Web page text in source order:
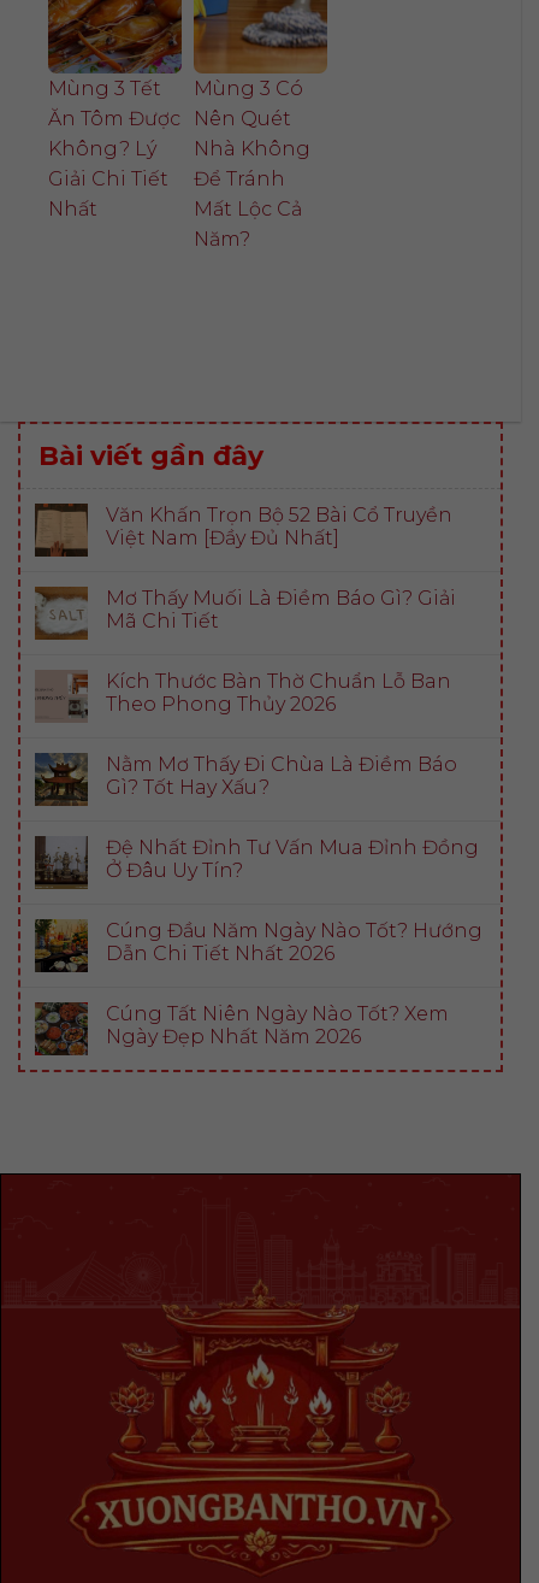
Mùng 3 Tết
Ăn Tôm Được
Không? Lý
Giải Chi Tiết
Nhất
Mùng 3 Có
Nên Quét
Nhà Không
Để Tránh
Mất Lộc Cả
Năm?
Bài viết gần đây
Văn Khấn Trọn Bộ 52 Bài Cổ Truyền
Việt Nam [Đầy Đủ Nhất]
Mơ Thấy Muối Là Điềm Báo Gì? Giải
Mã Chi Tiết
Kích Thước Bàn Thờ Chuẩn Lỗ Ban
Theo Phong Thủy 2026
Nằm Mơ Thấy Đi Chùa Là Điềm Báo
Gì? Tốt Hay Xấu?
Đệ Nhất Đỉnh Tư Vấn Mua Đỉnh Đồng
Ở Đâu Uy Tín?
Cúng Đầu Năm Ngày Nào Tốt? Hướng
Dẫn Chi Tiết Nhất 2026
Cúng Tất Niên Ngày Nào Tốt? Xem
Ngày Đẹp Nhất Năm 2026